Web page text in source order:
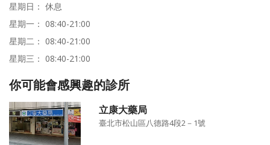
星期日： 休息
星期一： 08:40-21:00
星期二： 08:40-21:00
星期三： 08:40-21:00
你可能會感興趣的診所
立康大藥局
臺北市松山區八德路4段2－1號